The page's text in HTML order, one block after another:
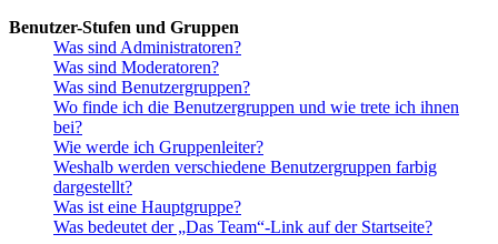
Benutzer-Stufen und Gruppen
Was sind Administratoren?
Was sind Moderatoren?
Was sind Benutzergruppen?
Wo finde ich die Benutzergruppen und wie trete ich ihnen
bei?
Wie werde ich Gruppenleiter?
Weshalb werden verschiedene Benutzergruppen farbig
dargestellt?
Was ist eine Hauptgruppe?
Was bedeutet der „Das Team“-Link auf der Startseite?